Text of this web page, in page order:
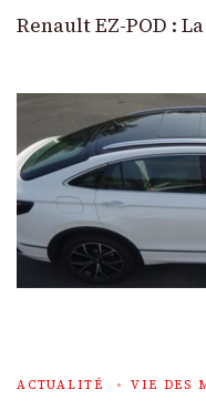
Renault EZ-POD :
ACTUALITÉ VIE DES